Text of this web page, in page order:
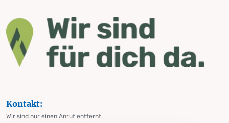
Kontakt:
Wir sind nur einen Anruf entfernt.